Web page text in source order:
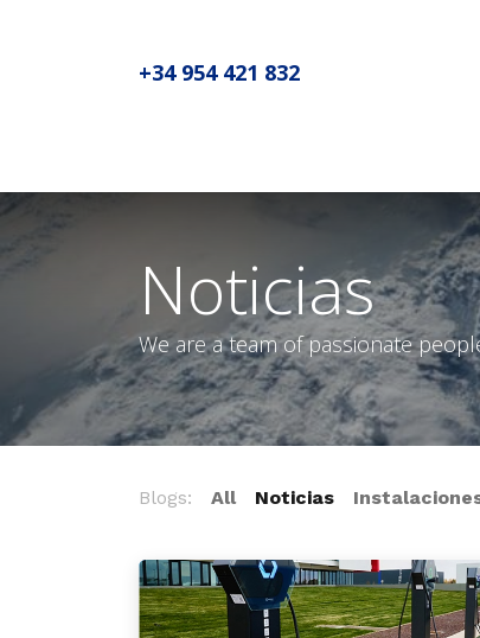
+34 954 421 832
Noticias
We are a team of passionate
Blogs: All Noticias